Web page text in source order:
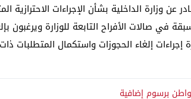
العراقي
عن وزارة الداخلية بشأن الإجراءات
صالات الأفراح التابعة للوزارة ويرغبون
برسوم إضافية